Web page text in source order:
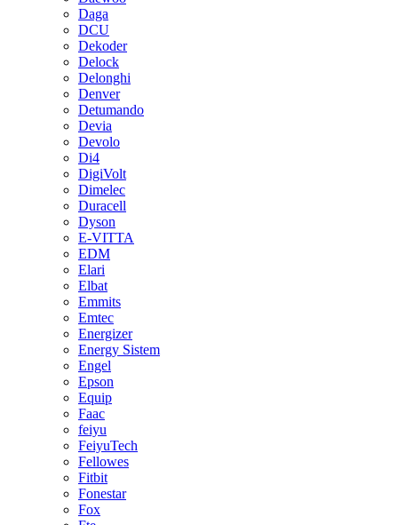
Daga
DCU
Dekoder
Delock
Delonghi
Denver
Detumando
Devia
Devolo
Di4
DigiVolt
Dimelec
Duracell
Dyson
E-VITTA
EDM
Elari
Elbat
Emmits
Emtec
Energizer
Energy Sistem
Engel
Epson
Equip
Faac
feiyu
FeiyuTech
Fellowes
Fitbit
Fonestar
Fox